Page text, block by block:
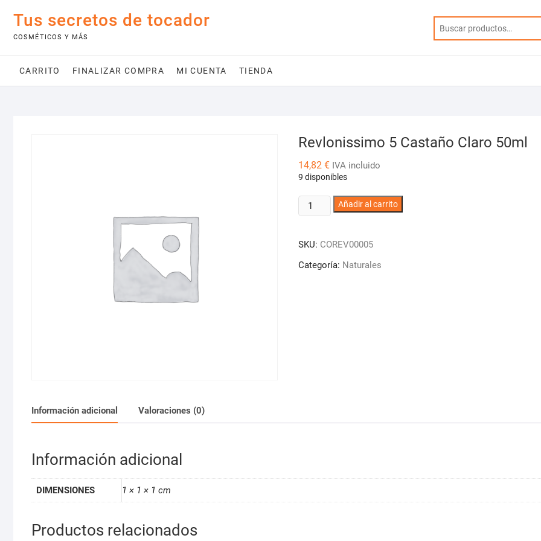
contenido
Tus secretos de tocador
COSMÉTICOS Y MÁS
CARRITO FINALIZAR COMPRA MI CUENTA TIENDA
Revlonissimo 5 Castaño Claro 50ml
14,82 € IVA incluido
9 disponibles
Revlonissimo
5
Claro
50ml
Añadir al carrito
SKU: COREV00005
Categoría: Naturales
Información adicional Valoraciones (0)
Información adicional
DIMENSIONES 1 × 1 × 1 cm
Productos relacionados